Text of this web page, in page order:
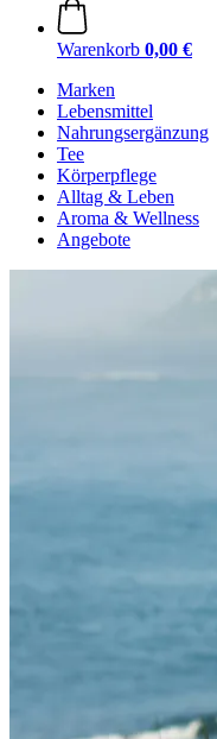
Warenkorb 0,00 €
Marken
Lebensmittel
Nahrungsergänzung
Tee
Körperpflege
Alltag & Leben
Aroma & Wellness
Angebote